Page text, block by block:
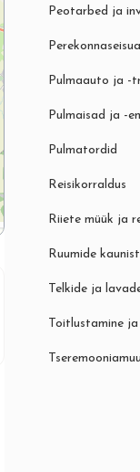
Peotarbed ja
Pulmaauto ja -
Pulmaisad ja -
Pulmatordid
Reisikorraldus
Riiete müük ja
Ruumide
Telkide ja
Toitlustamine